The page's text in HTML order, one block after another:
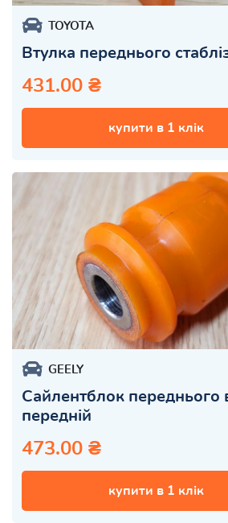
TOYOTA
Втулка переднього
431.00 ₴
купити в 1 клік
GEELY
Сайлентблок переднього
передній
473.00 ₴
купити в 1 клік